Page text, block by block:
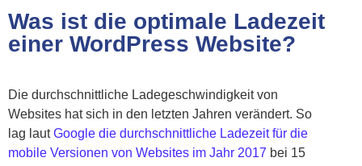
Was ist die optimale Ladezeit
einer WordPress Website?
Die durchschnittliche Ladegeschwindigkeit von
Websites hat sich in den letzten Jahren verändert. So
lag lautGoogle die durchschnittliche Ladezeit für die
mobile Versionen von Websites im Jahr 2017 bei 15